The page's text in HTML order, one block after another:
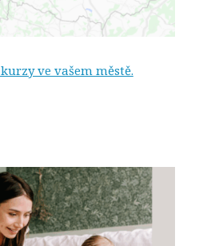
kurzy ve vašem městě.